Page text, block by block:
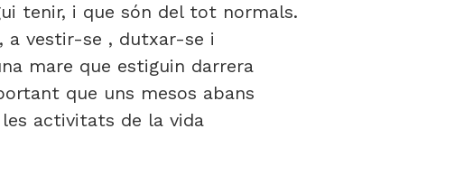
tenir, i que són del tot normals.
a vestir-se , dutxar-se i
mare que estiguin darrera
que uns mesos abans
activitats de la vida